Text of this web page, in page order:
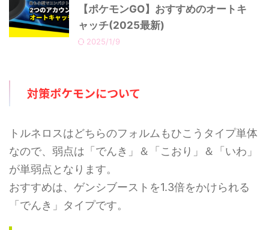
【ポケモンGO】おすすめのオートキ
ャッチ(2025最新)
2025/1/9
対策ポケモンについて
トルネロスはどちらのフォルムもひこうタイプ単体
なので、弱点は「でんき」＆「こおり」＆「いわ」
が単弱点となります。
おすすめは、ゲンシブーストを1.3倍をかけられる
「でんき」タイプです。